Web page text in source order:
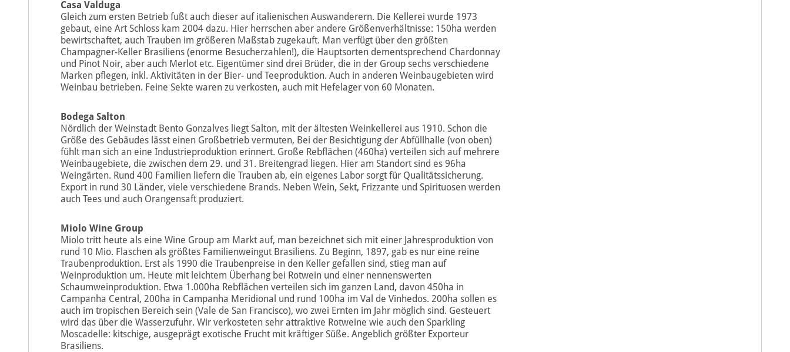
Casa Valduga
Gleich zum ersten Betrieb fußt auch dieser auf italienischen Auswanderern. Die Kellerei wurde 1973
gebaut, eine Art Schloss kam 2004 dazu. Hier herrschen aber andere Größenverhältnisse: 150ha werden
bewirtschaftet, auch Trauben im größeren Maßstab zugekauft. Man verfügt über den größten
Champagner-Keller Brasiliens (enorme Besucherzahlen!), die Hauptsorten dementsprechend Chardonnay
und Pinot Noir, aber auch Merlot etc. Eigentümer sind drei Brüder, die in der Group sechs verschiedene
Marken pflegen, inkl. Aktivitäten in der Bier- und Teeproduktion. Auch in anderen Weinbaugebieten wird
Weinbau betrieben. Feine Sekte waren zu verkosten, auch mit Hefelager von 60 Monaten.
Bodega Salton
Nördlich der Weinstadt Bento Gonzalves liegt Salton, mit der ältesten Weinkellerei aus 1910. Schon die
Größe des Gebäudes lässt einen Großbetrieb vermuten, Bei der Besichtigung der Abfüllhalle (von oben)
fühlt man sich an eine Industrieproduktion erinnert. Große Rebflächen (460ha) verteilen sich auf mehrere
Weinbaugebiete, die zwischen dem 29. und 31. Breitengrad liegen. Hier am Standort sind es 96ha
Weingärten. Rund 400 Familien liefern die Trauben ab, ein eigenes Labor sorgt für Qualitätssicherung.
Export in rund 30 Länder, viele verschiedene Brands. Neben Wein, Sekt, Frizzante und Spirituosen werden
auch Tees und auch Orangensaft produziert.
Miolo Wine Group
Miolo tritt heute als eine Wine Group am Markt auf, man bezeichnet sich mit einer Jahresproduktion von
rund 10 Mio. Flaschen als größtes Familienweingut Brasiliens. Zu Beginn, 1897, gab es nur eine reine
Traubenproduktion. Erst als 1990 die Traubenpreise in den Keller gefallen sind, stieg man auf
Weinproduktion um. Heute mit leichtem Überhang bei Rotwein und einer nennenswerten
Schaumweinproduktion. Etwa 1.000ha Rebflächen verteilen sich im ganzen Land, davon 450ha in
Campanha Central, 200ha in Campanha Meridional und rund 100ha im Val de Vinhedos. 200ha sollen es
auch im tropischen Bereich sein (Vale de San Francisco), wo zwei Ernten im Jahr möglich sind. Gesteuert
wird das über die Wasserzufuhr. Wir verkosteten sehr attraktive Rotweine wie auch den Sparkling
Moscadelle: kitschige, ausgeprägt exotische Frucht mit kräftiger Süße. Angeblich größter Exporteur
Brasiliens.